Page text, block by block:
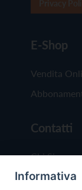
E-Shop
Vendita
Contatti
Chi Siamo
Redazione
Informativa